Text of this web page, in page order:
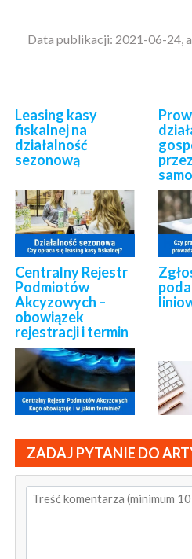
Data publikacji: 2021-06-24,
Leasing kasy
fiskalnej na
działalność
sezonową
Centralny Rejestr
Podmiotów
Akcyzowych –
obowiązek
rejestracji i termin
ZADAJ PYTANIE DO